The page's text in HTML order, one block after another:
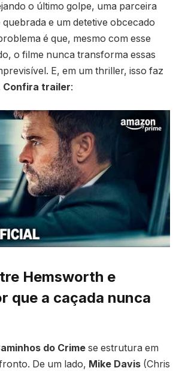
o último golpe, uma parceira
e um detetive obcecado
é que, mesmo com esse
o filme nunca transforma essas
E, em um thriller, isso faz
Confira trailer:
Hemsworth e
que a caçada nunca
do Crime se estrutura em
De um lado, Mike Davis (Chris